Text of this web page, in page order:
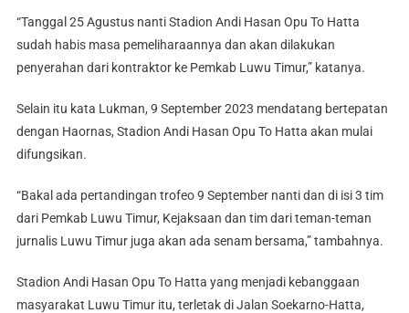
“Tanggal 25 Agustus nanti Stadion Andi Hasan Opu To Hatta
sudah habis masa pemeliharaannya dan akan dilakukan
penyerahan dari kontraktor ke Pemkab Luwu Timur,” katanya.
Selain itu kata Lukman, 9 September 2023 mendatang bertepatan
dengan Haornas, Stadion Andi Hasan Opu To Hatta akan mulai
difungsikan.
“Bakal ada pertandingan trofeo 9 September nanti dan di isi 3 tim
dari Pemkab Luwu Timur, Kejaksaan dan tim dari teman-teman
jurnalis Luwu Timur juga akan ada senam bersama,” tambahnya.
Stadion Andi Hasan Opu To Hatta yang menjadi kebanggaan
masyarakat Luwu Timur itu, terletak di Jalan Soekarno-Hatta,